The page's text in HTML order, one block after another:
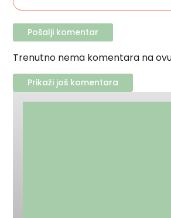
Trenutno nema komentara na
Prikaži još komentara